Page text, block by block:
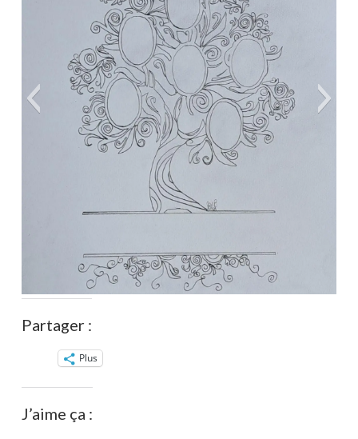
Partager :
Plus
J’aime ça :